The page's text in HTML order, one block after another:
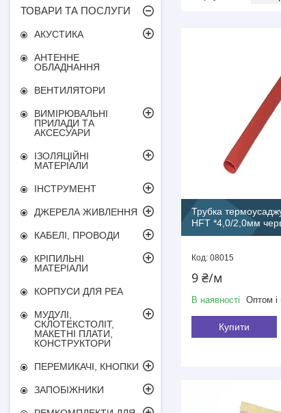
Трубка
HFT *4,0/2,0мм
08015
9 ₴/м
В наявності Оптом і
Купити
ТОВАРИ ТА ПОСЛУГИ
АКУСТИКА
АНТЕННЕ
ОБЛАДНАННЯ
ВЕНТИЛЯТОРИ
ВИМІРЮВАЛЬНІ
ПРИЛАДИ ТА
АКСЕСУАРИ
ІЗОЛЯЦІЙНІ
МАТЕРІАЛИ
ІНСТРУМЕНТ
ДЖЕРЕЛА ЖИВЛЕННЯ
КАБЕЛІ, ПРОВОДИ
КРІПИЛЬНІ
МАТЕРІАЛИ
КОРПУСИ ДЛЯ РЕА
МУДУЛІ,
СКЛОТЕКСТОЛІТ,
МАКЕТНІ ПЛАТИ,
КОНСТРУКТОРИ
ПЕРЕМИКАЧІ, КНОПКИ
ЗАПОБІЖНИКИ